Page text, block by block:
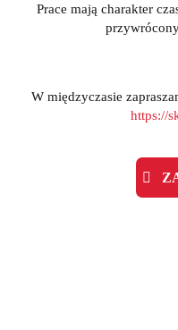
Prace mają charakter
W międzyczasie
https://